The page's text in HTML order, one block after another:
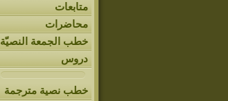
متابعات
محاضرات
خطب الجمعة النصيّة
دروس
خطب نصية مترجمة